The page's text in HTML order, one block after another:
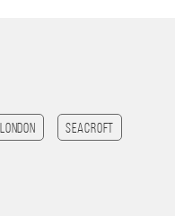
London Seacroft